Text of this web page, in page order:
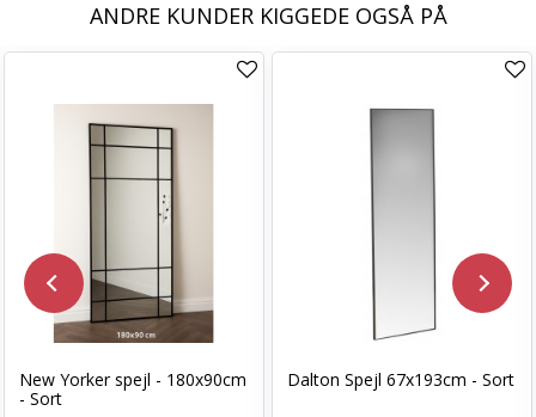
ANDRE KUNDER KIGGEDE OGSÅ PÅ
New Yorker spejl - 180x90cm
- Sort
Dalton Spejl 67x193cm - Sort